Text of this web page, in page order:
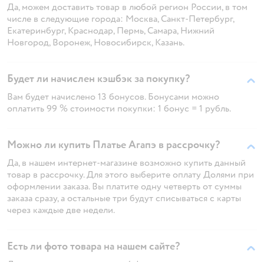
Да, можем доставить товар в любой регион России, в том
числе в следующие города: Москва, Санкт-Петербург,
Екатеринбург, Краснодар, Пермь, Самара, Нижний
Новгород, Воронеж, Новосибирск, Казань.
Будет ли начислен кэшбэк за покупку?
Вам будет начислено 13 бонусов. Бонусами можно
оплатить 99 % стоимости покупки: 1 бонус = 1 рубль.
Можно ли купить Платье Агапэ в рассрочку?
Да, в нашем интернет-магазине возможно купить данный
товар в рассрочку. Для этого выберите оплату Долями при
оформлении заказа. Вы платите одну четверть от суммы
заказа сразу, а остальные три будут списываться с карты
через каждые две недели.
Есть ли фото товара на нашем сайте?